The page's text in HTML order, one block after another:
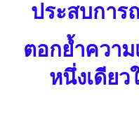
ประสบการ
ตอกย้ำควา
หนึ่งเดีย